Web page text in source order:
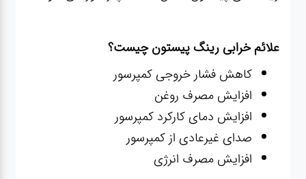
علائم خرابی رینگ پیستون چیست؟
کاهش فشار خروجی کمپرسور
افزایش مصرف روغن
افزایش دمای کارکرد کمپرسور
صدای غیرعادی از کمپرسور
افزایش مصرف انرژی